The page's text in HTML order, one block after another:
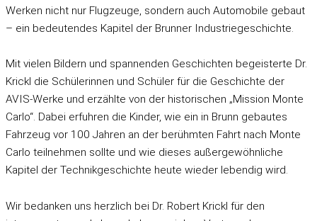
Werken nicht nur Flugzeuge, sondern auch Automobile gebaut
– ein bedeutendes Kapitel der Brunner Industriegeschichte.
Mit vielen Bildern und spannenden Geschichten begeisterte Dr.
Krickl die Schülerinnen und Schüler für die Geschichte der
AVIS-Werke und erzählte von der historischen „Mission Monte
Carlo“. Dabei erfuhren die Kinder, wie ein in Brunn gebautes
Fahrzeug vor 100 Jahren an der berühmten Fahrt nach Monte
Carlo teilnehmen sollte und wie dieses außergewöhnliche
Kapitel der Technikgeschichte heute wieder lebendig wird.
Wir bedanken uns herzlich bei Dr. Robert Krickl für den